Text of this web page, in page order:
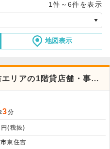
1件～6件を表示
地図表示
リアの1階貸店舗・事務
3分
円(税抜)
東住吉